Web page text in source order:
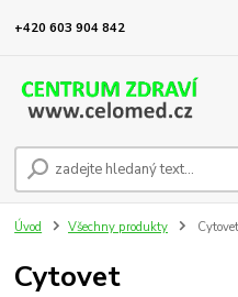
+420 603 904 842
Úvod Všechny produkty Cytovet
Cytovet